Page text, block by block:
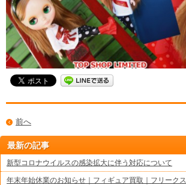
前へ
最新の記事
新型コロナウイルスの感染拡大に伴う対応について
年末年始休業のお知らせ｜フィギュア買取｜フリークス